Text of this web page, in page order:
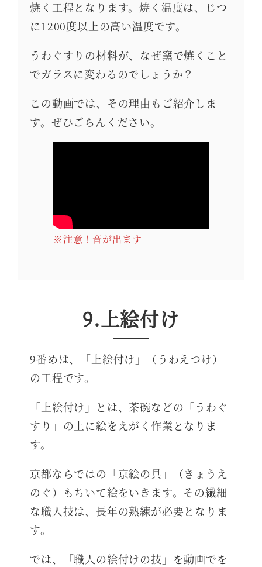
焼く工程となります。焼く温度は、じつ
に1200度以上の高い温度です。
うわぐすりの材料が、なぜ窯で焼くこと
でガラスに変わるのでしょうか？
この動画では、その理由もご紹介しま
す。ぜひごらんください。
※注意！音が出ます
9.上絵付け
9番めは、「上絵付け」（うわえつけ）
の工程です。
「上絵付け」とは、茶碗などの「うわぐ
すり」の上に絵をえがく作業となりま
す。
京都ならではの「京絵の具」（きょうえ
のぐ）もちいて絵をいきます。その繊細
な職人技は、長年の熟練が必要となりま
す。
では、「職人の絵付けの技」を動画でを